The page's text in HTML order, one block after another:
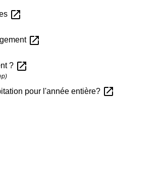
open_in_new
open_in_new
? open_in_new
pour l'année entière? open_in_new